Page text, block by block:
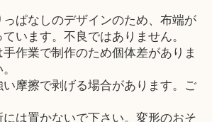
ぱなしのデザインのため、布端が
います。不良ではありません。
作業で制作のため個体差がありま
摩擦で剥げる場合があります。ご
は置かないで下さい。変形のおそ